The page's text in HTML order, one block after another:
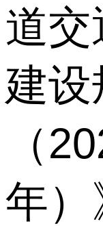
道交
建设
（
年）